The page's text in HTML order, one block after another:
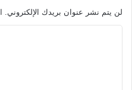
لن يتم نشر عنوان بريدك الإلكتروني.